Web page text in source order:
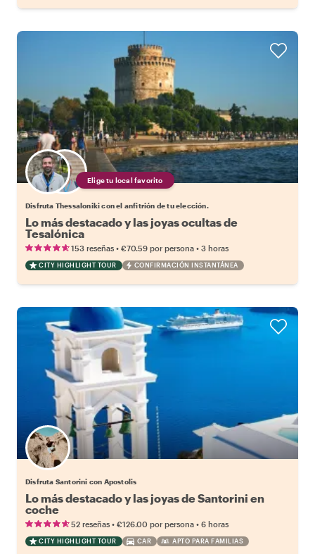
Elige tu local favorito
Disfruta Thessaloniki con el anfitrión de tu elección.
Lo más destacado y las joyas ocultas de
Tesalónica
153 reseñas • €70.59 por persona • 3 horas
CITY HIGHLIGHT TOUR CONFIRMACIÓN INSTANTÁNEA
Disfruta Santorini con Apostolis
Lo más destacado y las joyas de Santorini en
coche
52 reseñas • €126.00 por persona • 6 horas
CITY HIGHLIGHT TOUR CAR APTO PARA FAMILIAS